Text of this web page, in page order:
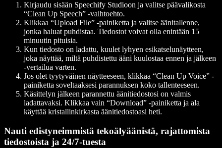
Kirjaudu sisään Speechify Studioon ja valitse päävalikosta
“Clean Up Speech” -vaihtoehto.
Klikkaa “Upload File” -painiketta ja valitse äänitallenne,
jonka haluat puhdistaa. Tiedostot voivat olla enintään 15
minuutin pituisia.
Kun tiedosto on ladattu, kuulet lyhyen esikatselunäytteen,
joka näyttää, miltä puhdistettu ääni kuulostaa ennen ja jälkeen
-vertailua varten.
Jos olet tyytyväinen näytteeseen, klikkaa “Clean Up Voice” -
painiketta soveltaaksesi parannuksen koko tallenteeseen.
Käsittelyn jälkeen parannettu äänitiedostosi on valmis
ladattavaksi. Klikkaa vain “Download” -painiketta ja ala
käyttää kristallinkirkasta äänitiedostoasi heti.
Nauti edistyneimmistä tekoälyäänistä, rajattomista
tiedostoista ja 24/7-tuesta